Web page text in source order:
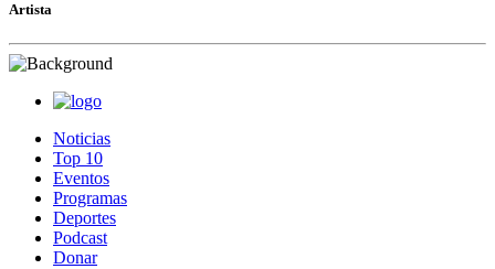
Artista
Noticias
Top 10
Eventos
Programas
Deportes
Podcast
Donar